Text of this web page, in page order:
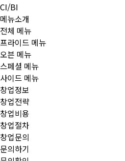
CI/BI
메뉴소개
전체 메뉴
프라이드 메뉴
오븐 메뉴
스페셜 메뉴
사이드 메뉴
창업정보
창업전략
창업비용
창업절차
창업문의
문의하기